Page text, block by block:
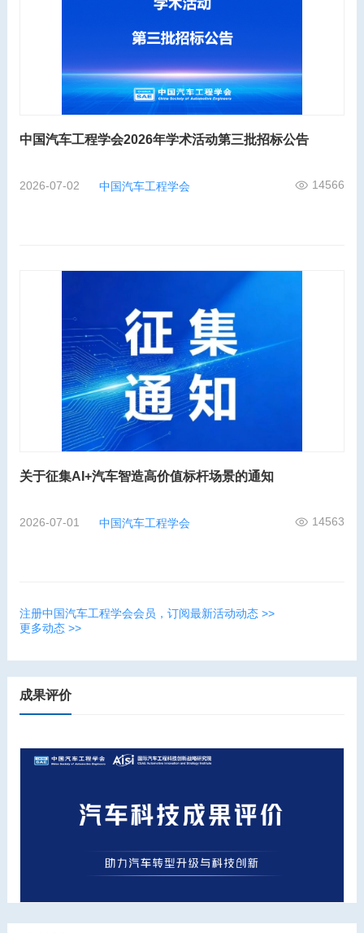
中国汽车工程学会2026年学术活动第三批招标公告
2026-07-02 中国汽车工程学会 14566
关于征集AI+汽车智造高价值标杆场景的通知
2026-07-01 中国汽车工程学会 14563
注册中国汽车工程学会会员，订阅最新活动动态 >>
更多动态 >>
成果评价